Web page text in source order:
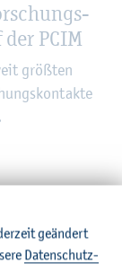
PCIM
grö­ß­ten
ge­än­dert
Da­ten­schut­z­